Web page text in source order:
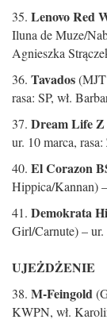
35. Lenovo Red
Iluna de Muze/
Agnieszka
36. Tavados
rasa: SP, wł.
37. Dream Life Z
ur. 10 marca,
40. El Corazon
Hippica/Kannan)
41. Demokrata
Girl/Carnute) –
UJEŻDŻENIE
38. M-Feingold
KWPN, wł.